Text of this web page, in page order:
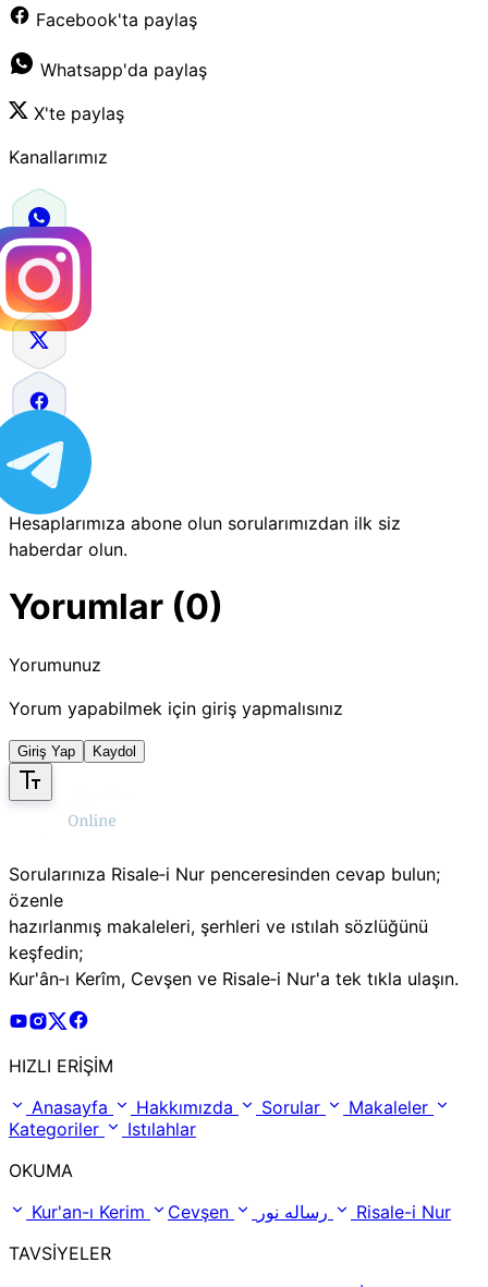
Facebook'ta paylaş
Whatsapp'da paylaş
X'te paylaş
Kanallarımız
Hesaplarımıza abone olun sorularımızdan ilk siz
haberdar olun.
Yorumlar (0)
Yorumunuz
Yorum yapabilmek için giriş yapmalısınız
Giriş Yap Kaydol
Sorularınıza Risale‑i Nur penceresinden cevap bulun;
özenle
hazırlanmış makaleleri, şerhleri ve ıstılah sözlüğünü
keşfedin;
Kur'ân‑ı Kerîm, Cevşen ve Risale‑i Nur'a tek tıkla ulaşın.
Risale Online Youtube Hesabı
Risale Online Instagram Hesabı
Risale Online X Hesabı
HIZLI ERİŞİM
Anasayfa
Hakkımızda Sorular
Makaleler
Kategoriler
Istılahlar
OKUMA
Kur'an-ı Kerim
Cevşen
Risale-i Nur
TAVSİYELER